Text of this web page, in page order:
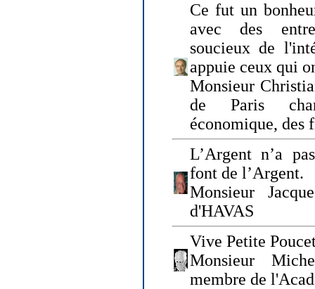
Ce fut un
avec des
soucieux de
appuie ceux qui
Monsieur
de Paris
économique, des
L’Argent n’a
font de l’Argent.
Monsieur
d'HAVAS
Vive Petite
Monsieur
membre de